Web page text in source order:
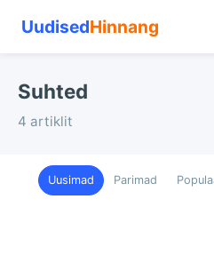
UudisedHinnang
Suhted
4 artiklit
Uusimad Parimad